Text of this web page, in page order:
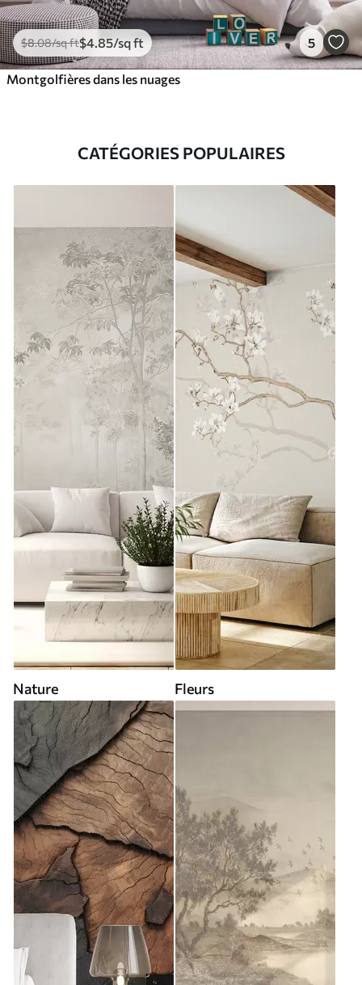
$8.08/sq ft$4 .85/sq ft 5
Montgolfières dans les nuages
CATÉGORIES POPULAIRES
Nature Fleurs